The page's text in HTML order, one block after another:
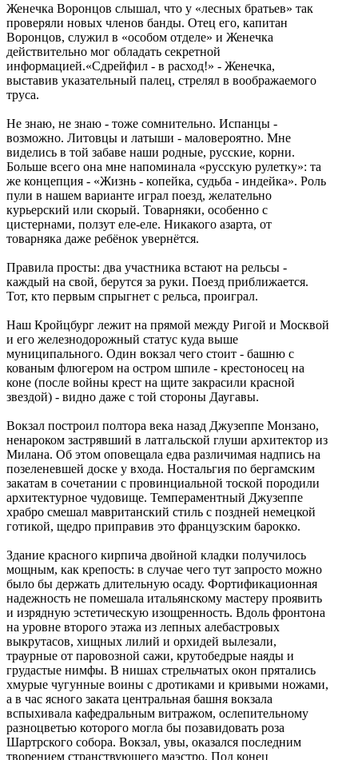
Женечка Воронцов слышал, что у «лесных братьев» так
проверяли новых членов банды. Отец его, капитан
Воронцов, служил в «особом отделе» и Женечка
действительно мог обладать секретной
информацией.«Сдрейфил - в расход!» - Женечка,
выставив указательный палец, стрелял в воображаемого
труса.
Не знаю, не знаю - тоже сомнительно. Испанцы -
возможно. Литовцы и латыши - маловероятно. Мне
виделись в той забаве наши родные, русские, корни.
Больше всего она мне напоминала «русскую рулетку»: та
же концепция - «Жизнь - копейка, судьба - индейка». Роль
пули в нашем варианте играл поезд, желательно
курьерский или скорый. Товарняки, особенно с
цистернами, ползут еле-еле. Никакого азарта, от
товарняка даже ребёнок увернётся.
Правила просты: два участника встают на рельсы -
каждый на свой, берутся за руки. Поезд приближается.
Тот, кто первым спрыгнет с рельса, проиграл.
Наш Кройцбург лежит на прямой между Ригой и Москвой
и его железнодорожный статус куда выше
муниципального. Один вокзал чего стоит - башню с
кованым флюгером на остром шпиле - крестоносец на
коне (после войны крест на щите закрасили красной
звездой) - видно даже с той стороны Даугавы.
Вокзал построил полтора века назад Джузеппе Монзано,
ненароком застрявший в латгальской глуши архитектор из
Милана. Об этом оповещала едва различимая надпись на
позеленевшей доске у входа. Ностальгия по бергамским
закатам в сочетании с провинциальной тоской породили
архитектурное чудовище. Темпераментный Джузеппе
храбро смешал мавританский стиль с поздней немецкой
готикой, щедро приправив это французским барокко.
Здание красного кирпича двойной кладки получилось
мощным, как крепость: в случае чего тут запросто можно
было бы держать длительную осаду. Фортификационная
надежность не помешала итальянскому мастеру проявить
и изрядную эстетическую изощренность. Вдоль фронтона
на уровне второго этажа из лепных алебастровых
выкрутасов, хищных лилий и орхидей вылезали,
траурные от паровозной сажи, крутобедрые наяды и
грудастые нимфы. В нишах стрельчатых окон прятались
хмурые чугунные воины с дротиками и кривыми ножами,
а в час ясного заката центральная башня вокзала
вспыхивала кафедральным витражом, ослепительному
разноцветью которого могла бы позавидовать роза
Шартрского собора. Вокзал, увы, оказался последним
творением странствующего маэстро. Под конец